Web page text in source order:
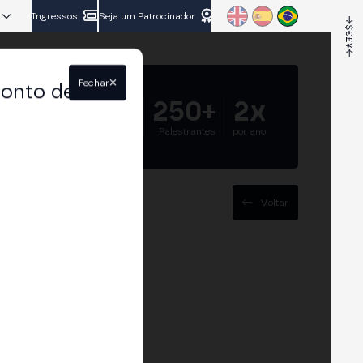
Ingressos Seja um Patrocinador
250+
Palestrantes
2x
por ano
Voltar
DeFi, e
de
Fechar